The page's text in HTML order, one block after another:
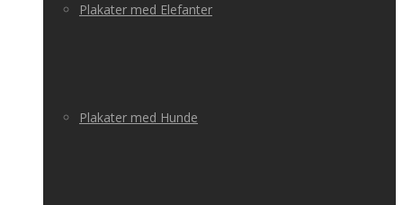
Plakater med Elefanter
Plakater med Hunde